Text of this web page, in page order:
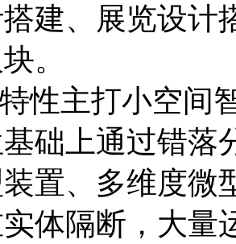
建、展览设计
。
性主打小空间
础上通过错落
置、多维度微
体隔断，大量